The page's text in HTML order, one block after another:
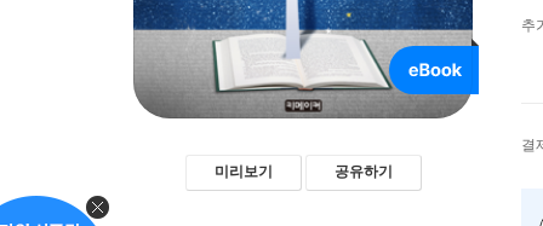
미리보기 공유하기
추
결